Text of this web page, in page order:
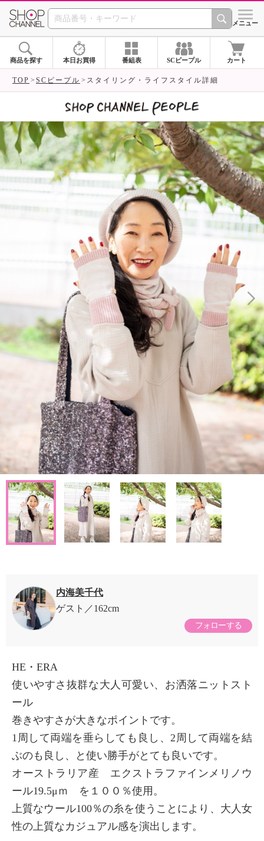
SHOP CHANNEL シメニュー
商品を探す 本日お買得 番組表 SCピープル カート
TOP SCピープル スタイリング・ライフスタイル詳細
内海美千代
ゲスト
162cm
フォローする
HE・ERA
使いやすさ抜群な大人可愛い、お洒落ニットスト
ール
巻きやすさが大きなポイントです。
1周して両端を垂らしても良し、2周して両端を結
ぶのも良し、と使い勝手がとても良いです。
オーストラリア産 エクストラファインメリノウ
ール19.5μｍ を１００％使用。
上質なウール100％の糸を使うことにより、大人女
性の上質なカジュアル感を演出します。